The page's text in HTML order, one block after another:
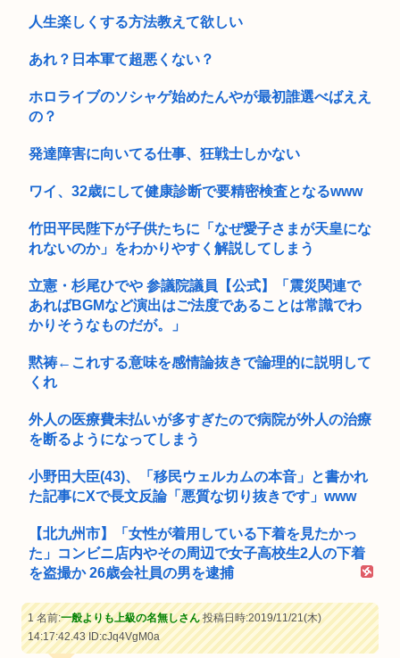
人生楽しくする方法教えて欲しい
あれ？日本軍て超悪くない？
ホロライブのソシャゲ始めたんやが最初誰選べばええ
の？
発達障害に向いてる仕事、狂戦士しかない
ワイ、32歳にして健康診断で要精密検査となるwww
竹田平民陛下が子供たちに「なぜ愛子さまが天皇にな
れないのか」をわかりやすく解説してしまう
立憲・杉尾ひでや 参議院議員【公式】「震災関連で
あればBGMなど演出はご法度であることは常識でわ
かりそうなものだが。」
黙祷←これする意味を感情論抜きで論理的に説明して
くれ
外人の医療費未払いが多すぎたので病院が外人の治療
を断るようになってしまう
小野田大臣(43)、「移民ウェルカムの本音」と書かれ
た記事にXで長文反論「悪質な切り抜きです」www
【北九州市】「女性が着用している下着を見たかっ
た」コンビニ店内やその周辺で女子高校生2人の下着
を盗撮か 26歳会社員の男を逮捕
1 名前:一般よりも上級の名無しさん投稿日時:2019/11/21(木)
14:17:42.43ID:cJq4VgM0a